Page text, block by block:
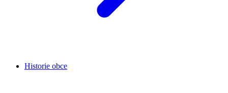
Historie obce